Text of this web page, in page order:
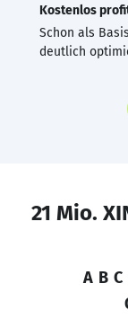
Kostenlos
Schon als
deutlich
21 Mio.
A B C